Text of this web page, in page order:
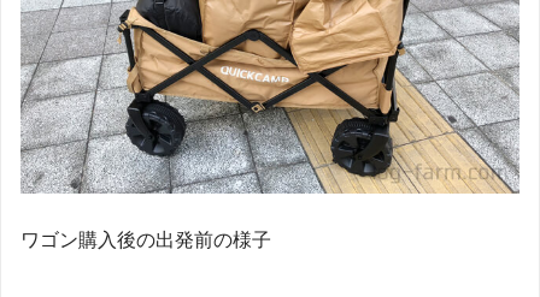
ワゴン購入後の出発前の様子